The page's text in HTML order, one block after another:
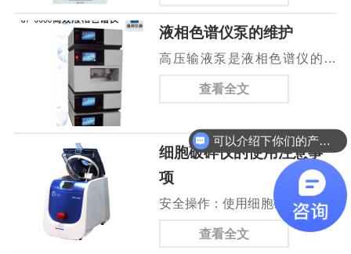
内之空气及冷凝水，确保灭菌效
果。
液相色谱仪泵的维护
高压输液泵是液相色谱仪的核
心。泵密封圈是最容易磨损的零
漏或压力波动；止回阀的正常运
行非常重要。如果失效，将直接
影响流动稳定性。正常状态下的
高压泵是液相色谱准确分析的基
础。高压输液泵由电机、凸轮
查看全文
细胞破碎仪的使用注意事
项
安全操作：使用细胞破碎仪时，
要遵循安全操作规程，戴上个人
查看全文
可以介绍下你们的产品么